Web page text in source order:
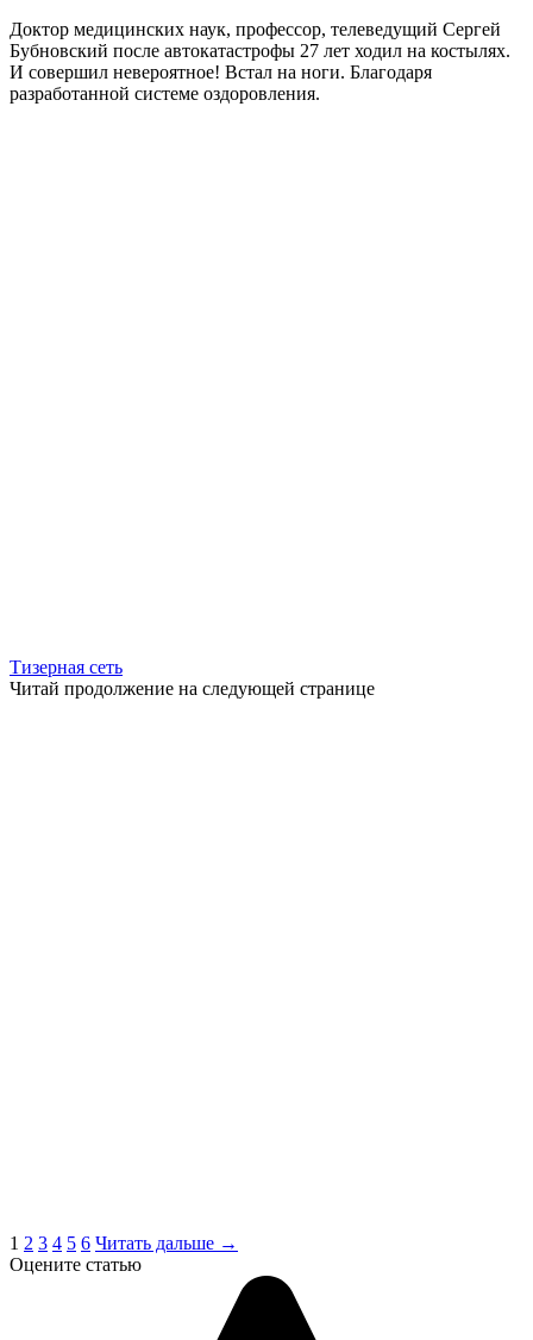
Доктор медицинских наук, профессор, телеведущий Сергей
Бубновский после автокатастрофы 27 лет ходил на костылях.
И совершил невероятное! Встал на ноги. Благодаря
разработанной системе оздоровления.
Тизерная сеть
Читай продолжение на следующей странице
1 2 3 4 5 6 Читать дальше →
Оцените статью